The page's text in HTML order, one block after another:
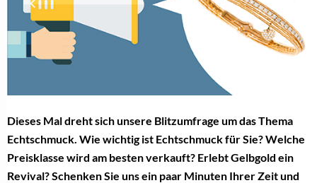
Dieses Mal dreht sich unsere Blitzumfrage um das Thema
Echtschmuck. Wie wichtig ist Echtschmuck für Sie? Welche
Preisklasse wird am besten verkauft? Erlebt Gelbgold ein
Revival? Schenken Sie uns ein paar Minuten Ihrer Zeit und